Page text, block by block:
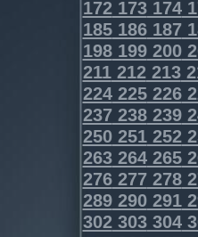
172173174
185186187
198199200
211212213
224225226
237238239
250251252
263264265
276277278
289290291
302303304